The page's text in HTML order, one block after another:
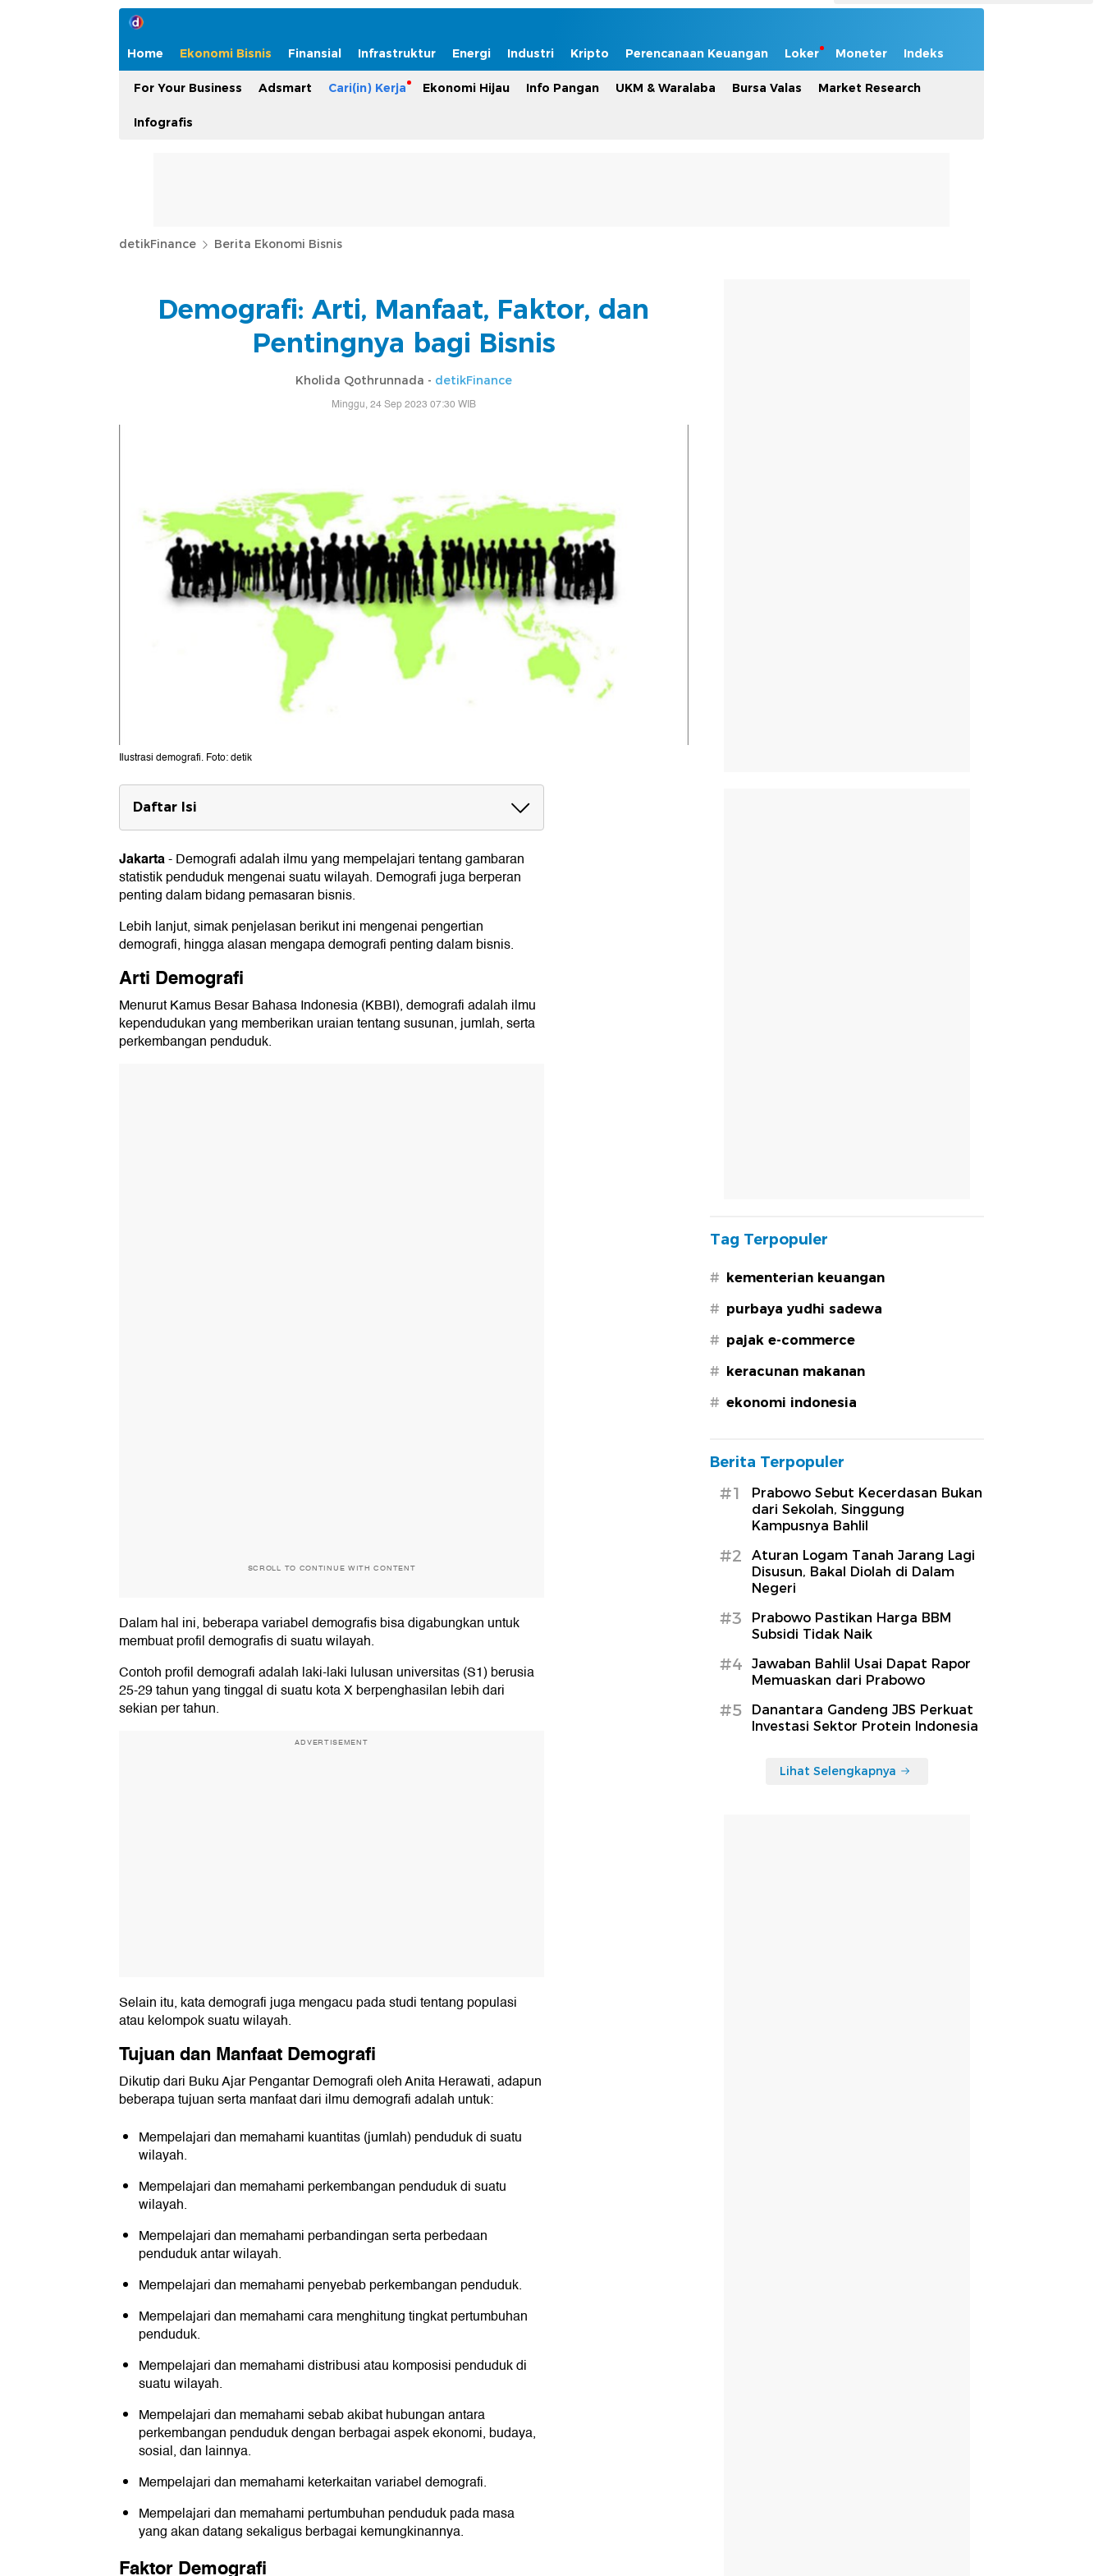
Home Ekonomi Bisnis Finansial Infrastruktur Energi Industri Kripto Perencanaan Keuangan Loker Moneter Indeks
For Your Business Adsmart Cari(in) Kerja Ekonomi Hijau Info Pangan UKM & Waralaba Bursa Valas Market Research
Infografis
detikFinance Berita Ekonomi Bisnis
Demografi: Arti, Manfaat, Faktor, dan
Pentingnya bagi Bisnis
Kholida Qothrunnada - detikFinance
Minggu, 24 Sep 2023 07:30 WIB
Ilustrasi demografi. Foto: detik
Daftar Isi
Arti Demografi
Tujuan dan Manfaat Demografi
Faktor Demografi
Mengapa Demografi Penting dalam Pemasaran?
Jakarta-Demografi adalah ilmu yang mempelajari tentang gambaran
statistik penduduk mengenai suatu wilayah. Demografi juga berperan
penting dalam bidang pemasaran bisnis.
Lebih lanjut, simak penjelasan berikut ini mengenai pengertian
demografi, hingga alasan mengapa demografi penting dalam bisnis.
Arti Demografi
Menurut Kamus Besar Bahasa Indonesia (KBBI), demografi adalah ilmu
kependudukan yang memberikan uraian tentang susunan, jumlah, serta
perkembangan penduduk.
SCROLL TO CONTINUE WITH CONTENT
Dalam hal ini, beberapa variabel demografis bisa digabungkan untuk
membuat profil demografis di suatu wilayah.
Contoh profil demografi adalah laki-laki lulusan universitas (S1) berusia
25-29 tahun yang tinggal di suatu kota X berpenghasilan lebih dari
sekian per tahun.
ADVERTISEMENT
Selain itu, kata demografi juga mengacu pada studi tentang populasi
atau kelompok suatu wilayah.
Tujuan dan Manfaat Demografi
Dikutip dari Buku Ajar Pengantar Demografi oleh Anita Herawati, adapun
beberapa tujuan serta manfaat dari ilmu demografi adalah untuk:
Mempelajari dan memahami kuantitas (jumlah) penduduk di suatu
wilayah.
Mempelajari dan memahami perkembangan penduduk di suatu
wilayah.
Mempelajari dan memahami perbandingan serta perbedaan
penduduk antar wilayah.
Mempelajari dan memahami penyebab perkembangan penduduk.
Mempelajari dan memahami cara menghitung tingkat pertumbuhan
penduduk.
Mempelajari dan memahami distribusi atau komposisi penduduk di
suatu wilayah.
Mempelajari dan memahami sebab akibat hubungan antara
perkembangan penduduk dengan berbagai aspek ekonomi, budaya,
sosial, dan lainnya.
Mempelajari dan memahami keterkaitan variabel demografi.
Mempelajari dan memahami pertumbuhan penduduk pada masa
yang akan datang sekaligus berbagai kemungkinannya.
Faktor Demografi
Tag Terpopuler
# kementerian keuangan
# purbaya yudhi sadewa
# pajak e-commerce
# keracunan makanan
# ekonomi indonesia
Berita Terpopuler
#1
Prabowo Sebut Kecerdasan Bukan
dari Sekolah, Singgung
Kampusnya Bahlil
#2
Aturan Logam Tanah Jarang Lagi
Disusun, Bakal Diolah di Dalam
Negeri
#3
Prabowo Pastikan Harga BBM
Subsidi Tidak Naik
#4
Jawaban Bahlil Usai Dapat Rapor
Memuaskan dari Prabowo
#5
Danantara Gandeng JBS Perkuat
Investasi Sektor Protein Indonesia
Lihat Selengkapnya